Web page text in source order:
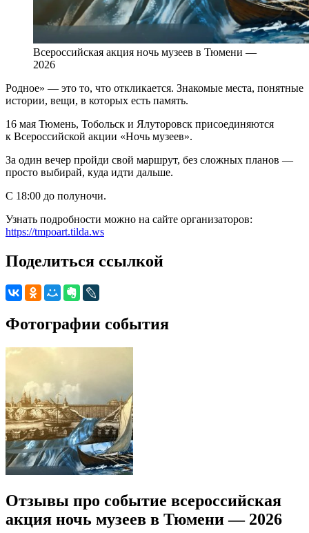
Всероссийская акция ночь музеев в Тюмени —
2026
Родное» — это то, что откликается. Знакомые места, понятные
истории, вещи, в которых есть память.
16 мая Тюмень, Тобольск и Ялуторовск присоединяются
к Всероссийской акции «Ночь музеев».
За один вечер пройди свой маршрут, без сложных планов —
просто выбирай, куда идти дальше.
С 18:00 до полуночи.
Узнать подробности можно на сайте организаторов:
https://tmpoart.tilda.ws
Поделиться ссылкой
Фотографии события
Отзывы про событие всероссийская
акция ночь музеев в Тюмени — 2026